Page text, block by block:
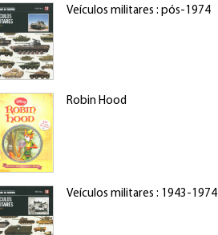
Veículos militares : pós-1974
Robin Hood
Veículos militares : 1943-1974